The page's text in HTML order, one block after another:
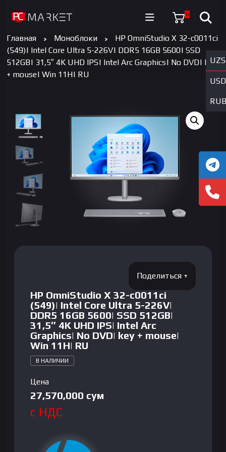
0
UZS
USD
RUB
Главная Моноблоки
HP OmniStudio X 32-c0011ci
(549)| Intel Core Ultra 5-226V| DDR5 16GB 5600| SSD
512GB| 31,5″ 4K UHD IPS| Intel Arc Graphics| No DVD| key
+ mouse| Win 11H| RU
HP OmniStudio X 32-c0011ci
(549)| Intel Core Ultra 5-226V|
DDR5 16GB 5600| SSD 512GB|
31,5″ 4K UHD IPS| Intel Arc
Graphics| No DVD| key + mouse|
Win 11H| RU
В НАЛИЧИИ
Цена
27,570,000 сум
с НДС